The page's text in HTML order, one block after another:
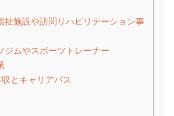
祉施設や訪問リハビリテーション事
ジムやスポーツトレーナー
とキャリアパス